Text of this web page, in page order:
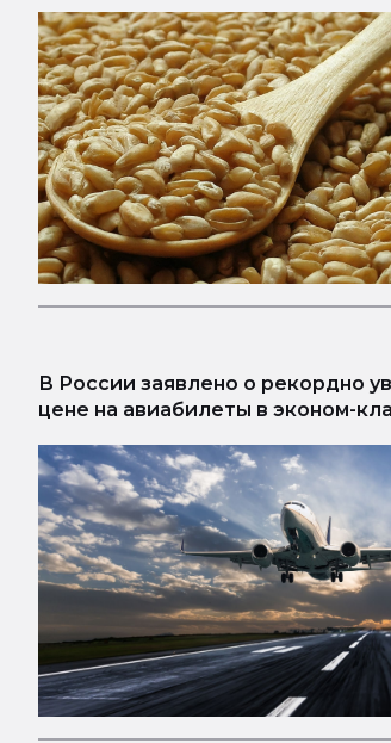
В России заявлено о рекордно
цене на авиабилеты в эконом-